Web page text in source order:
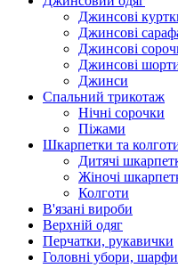
Джинсові
Джинсові
Джинсові
Джинсові
Джинси
Спальний трикотаж
Нічні сорочки
Піжами
Шкарпетки та
Дитячі
Жіночі
Колготи
В'язані вироби
Верхній одяг
Перчатки, рукавички
Головні убори, шарфи